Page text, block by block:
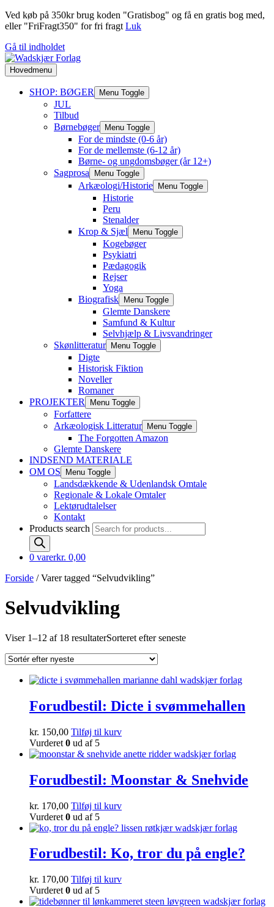
Ved køb på 350kr brug koden "Gratisbog" og få en gratis bog med,
eller "FriFragt350" for fri fragt Luk
Gå til indholdet
Hovedmenu
SHOP: BØGER Menu Toggle
JUL
Tilbud
Børnebøger
Menu Toggle
For de mindste (0-6 år)
For de mellemste (6-12 år)
Børne- og ungdomsbøger (år 12+)
Sagprosa
Menu Toggle
Arkæologi/Historie Menu Toggle
Historie
Peru
Stenalder
Krop & Sjæl
Menu Toggle
Kogebøger
Psykiatri
Pædagogik
Rejser
Yoga
Biografisk
Menu Toggle
Glemte Danskere
Samfund & Kultur
Selvhjælp & Livsvandringer
Skønlitteratur
Menu Toggle
Digte
Historisk Fiktion
Noveller
Romaner
PROJEKTER
Menu Toggle
Forfattere
Arkæologisk Litteratur
Menu Toggle
The Forgotten Amazon
Glemte Danskere
INDSEND MATERIALE
OM OS
Menu Toggle
Landsdækkende & Udenlandsk Omtale
Regionale & Lokale Omtaler
Lektørudtalelser
Kontakt
Products search
0 varerkr. 0,00
Forside / Varer tagged “Selvudvikling”
Selvudvikling
Viser 1–12 af 18 resultaterSorteret efter seneste
Forudbestil: Dicte i svømmehallen
kr. 150,00 Tilføj til kurv
Vurderet 0 ud af 5
Forudbestil: Moonstar & Snehvide
kr. 170,00 Tilføj til kurv
Vurderet 0 ud af 5
Forudbestil: Ko, tror du på engle?
kr. 170,00 Tilføj til kurv
Vurderet 0 ud af 5